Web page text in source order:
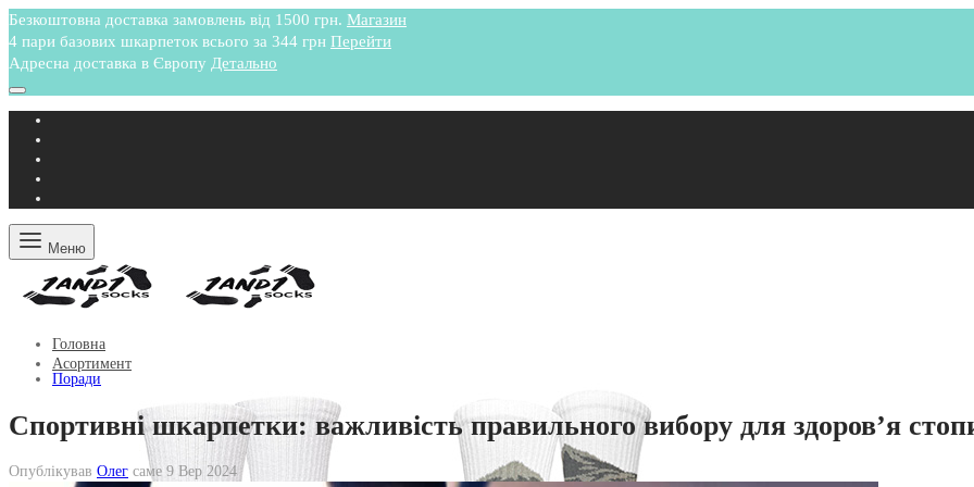
Безкоштовна доставка замовлень від 1500 грн. Магазин
4 пари базових шкарпеток всього за 344 грн Перейти
Адресна доставка в Європу Детально
Меню
Головна
Асортимент
Поради
Спортивні шкарпетки: важливість правильного вибору для здоров’я
Опублікував Олег саме 9 Вер 2024